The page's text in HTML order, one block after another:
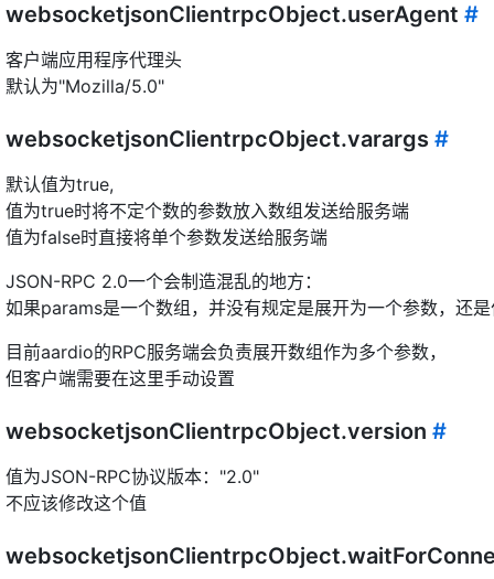
websocketjsonClientrpcObject.userAgent #
客户端应用程序代理头
默认为"Mozilla/5.0"
websocketjsonClientrpcObject.varargs #
默认值为true,
值为true时将不定个数的参数放入数组发送给服务端
值为false时直接将单个参数发送给服务端
JSON-RPC 2.0一个会制造混乱的地方：
如果params是一个数组，并没有规定是展开为一个参数，还
目前aardio的RPC服务端会负责展开数组作为多个参数，
但客户端需要在这里手动设置
websocketjsonClientrpcObject.version #
值为JSON-RPC协议版本："2.0"
不应该修改这个值